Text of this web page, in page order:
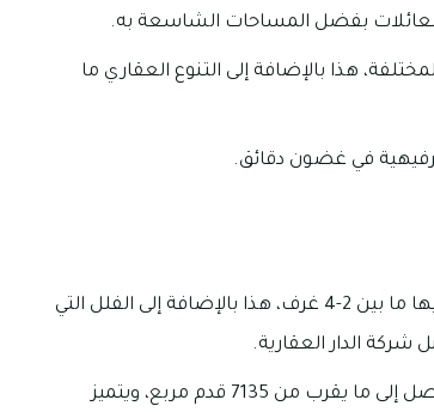
بفضل المساحات الشاسعة به.
هذا بالإضافة إلى التنوع العقاري ما
في غضون دقائق.
تنتشر العديد من الفلل ووحدات تاون هاوس التي تتراوح عدد الغرف فيها ما بين 2-4 غرف، هذا بالإضافة إلى الفلل التي
تبدأ مساحات الفلل في مجمع ياس ايكرز من 2165 قدم مربع وتمتد لتصل إلى ما يقرب من 7135 قدم مربع، ويتميز